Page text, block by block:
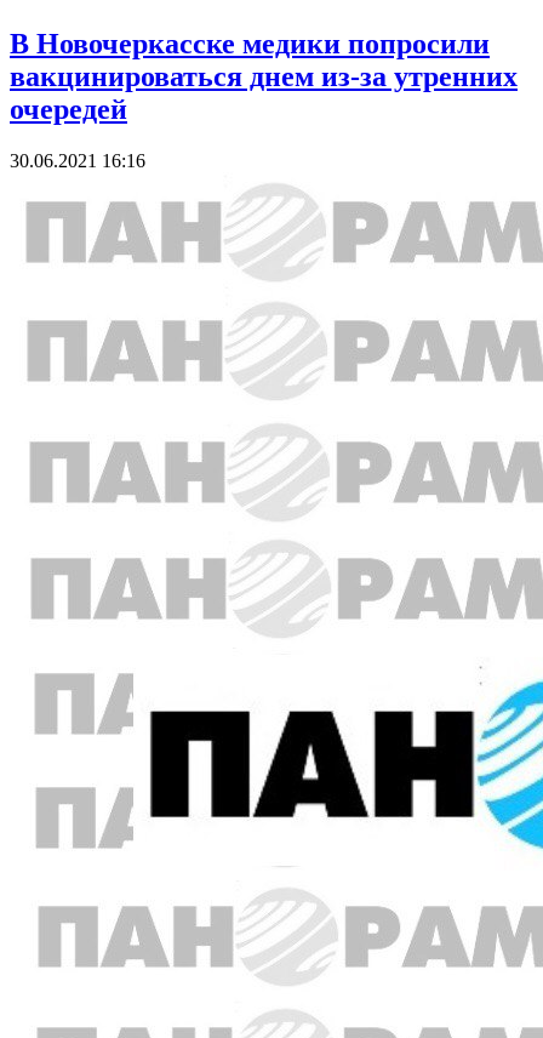
В Новочеркасске медики попросили
вакцинироваться днем из-за утренних
очередей
30.06.2021 16:16